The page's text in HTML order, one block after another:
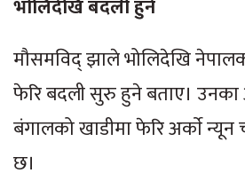
भोलिदेखि बदली हुने
मौसमविद् झाले भोलिदेखि
फेरि बदली सुरु हुने बताए।
बंगालको खाडीमा फेरि अर्काे न्यून
छ।